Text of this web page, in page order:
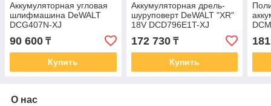
Аккумуляторная угловая
шлифмашина DeWALT
DCG407N-XJ
90 600 ₸
Купить
Аккумуляторная дрель-
шуруповерт DeWALT "XR"
18V DCD796E1T-XJ
172 730₸
Купить
О нас